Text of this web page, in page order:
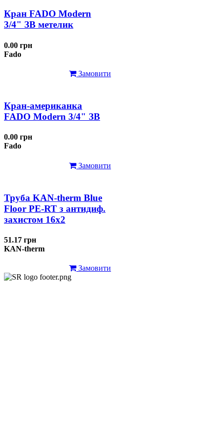
Кран FADO Modern
3/4" ЗВ метелик
0.00 грн
Fado
Замовити
Кран-американка
FADO Modern 3/4" ЗВ
0.00 грн
Fado
Замовити
Труба KAN-therm Blue
Floor PE-RT з антидиф.
захистом 16х2
51.17 грн
KAN-therm
Замовити